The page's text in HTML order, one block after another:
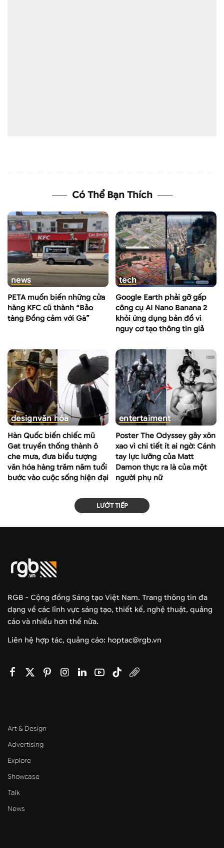
Có Thể Bạn Thích
news
PETA muốn biến những cửa
hàng KFC cũ thành “Bảo
tàng Đồng cảm với Gà”
tech
Google Earth phải gỡ gấp
công cụ AI Nano Banana 2
khỏi ứng dụng bản đồ vì
nguy cơ tạo thông tin giả
designvăn hóa
Hàn Quốc biến chiếc mũ
Gat truyền thống thành ô
che mưa, đưa biểu tượng
văn hóa hàng trăm năm tuổi
bước vào cuộc sống hiện đại
entertaiment
Poster The Odyssey gây xôn
xao vì chi tiết ít ai ngờ: Cánh
tay lực lưỡng của Matt
Damon thực ra là của một
người phụ nữ
LƯỚT TIẾP
RGB - Cộng đồng Sáng tạo Việt Nam. Trang thông tin đa
dạng về các lĩnh vực sáng tạo, thiết kế, nghệ thuật, quảng
cáo và nhiều hơn thế nữa.
Liên hệ hợp tác, quảng cáo: hoptac@rgb.vn
Art & Design
Advertising
Explore
Showcase
Talk
News